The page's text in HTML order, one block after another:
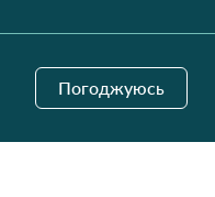
Погоджуюсь